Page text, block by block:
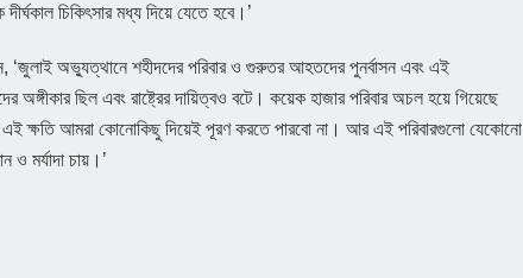
চিকিৎসার মধ্য দিয়ে যেতে হবে।’
‘জুলাই অভ্যুত্থানে শহীদদের পরিবার ও গুরুতর আহতদের পুনর্বাসন এবং এই
অঙ্গীকার ছিল এবং রাষ্ট্রের দায়িত্বও বটে। কয়েক হাজার পরিবার অচল হয়ে গিয়েছে
ক্ষতি আমরা কোনোকিছু দিয়েই পূরণ করতে পারবো না। আর এই পরিবারগুলো যেকোনো
ও মর্যাদা চায়।’